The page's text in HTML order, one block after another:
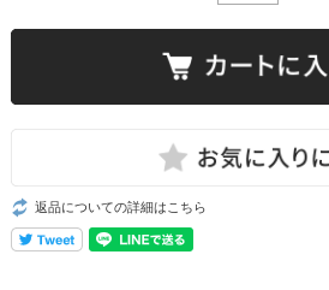
返品についての詳細はこちら